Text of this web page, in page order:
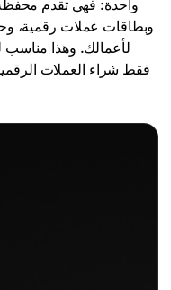
واحدة: فهي تقدم
فقط شراء العملات